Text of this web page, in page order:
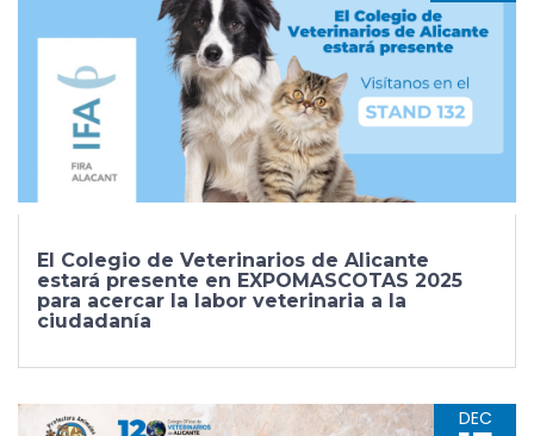
El Colegio de Veterinarios de Alicante
estará presente en EXPOMASCOTAS 2025
para acercar la labor veterinaria a la
ciudadanía
DEC